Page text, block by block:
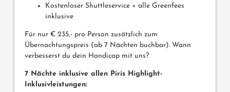
Kostenloser Shuttleservice + alle Greenfees
inklusive
Für nur € 235,- pro Person zusätzlich zum
Übernachtungspreis (ab 7 Nächten buchbar). Wann
verbesserst du dein Handicap mit uns?
7 Nächte inklusive allen Piris Highlight-
Inklusivleistungen: